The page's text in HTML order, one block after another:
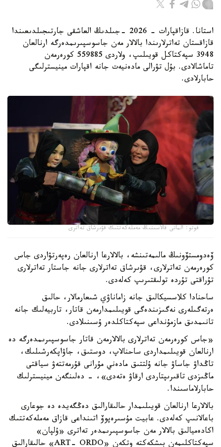
استانا. قازاقپارات - 2026 -جىلدىڭ العاشقى جارتىجىلدىعىندا
قازاقستان تەاترلارىندا بالالار مەن جاسوسپىرىمدەرگە ارنالعان
3948 سپەكتاكل قويىلىپ، ولاردى 559885 كورەرمەن
تاماشالادى. بۇل تۋرالى مادەنيەت جانە اقپارات مينيسترلىگى
حابارلادى.
فوتو: الماتى قالاسىنىڭ مەملەكەتتىك قۋىرشاق تەاترى
ۆەدومستۆونىڭ مالىمەتىنشە، بالالارعا ارنالعان رەپەرتۋاردى جاس
كورەرمەن تەاترلارى، قۋىرشاق تەاترلارى جانە جاستار تەاترلارى
تۇراقتى تۇردە تولىقتىرىپ كەلەدى.
ساحنادا كلاسسيكالىق جانە زاماناۋي شىعارمالار، حالىق
ەرتەگىلەرى نەگىزىندەگى قويىلىمدارمەن قاتار، تاربيەلىك جانە
تانىمدىق مازمۇنداعى سپەكتاكلدەر ۇسىنىلادى.
«جاس كورەرمەن تەاترلارى بالالارمەن قاتار جاسوسپىرىمدەرگە دە
ارنالعان قويىلىمداردى ساحنالاپ، دوستىق، جاۋاپكەرشىلىك،
تاڭداۋ جاساۋ جانە ۇلتتىق مادەني مۇرانى قۇرمەتتەۋ سياقتى
ماڭىزدى تاقىرىپتاردى ارقاۋ ەتەدى»، - دەلىنگەن مينيسترلىك
حابارلاماسىندا.
بالالارعا ارنالعان قويىلىمدار حالىقارالىق دەڭگەيدە دە جوعارى
باعالانىپ كەلەدى. عابيت مۇسىرەپوۆ اتىنداعى قازاق مەملەكەتتىك
اكادەميالىق بالالار مەن جاسوسپىرىمدەر تەاترى «ۇلپان»
سپەكتاكلىمەن بىشكەكتە وتكەن «ART- ORDO» حالىقارالىق